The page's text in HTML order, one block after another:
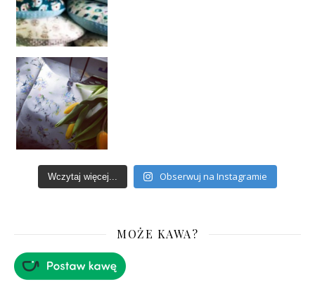
Wczytaj więcej... Obserwuj na Instagramie
MOŻE KAWA?